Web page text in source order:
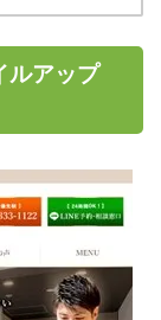
ルアップ